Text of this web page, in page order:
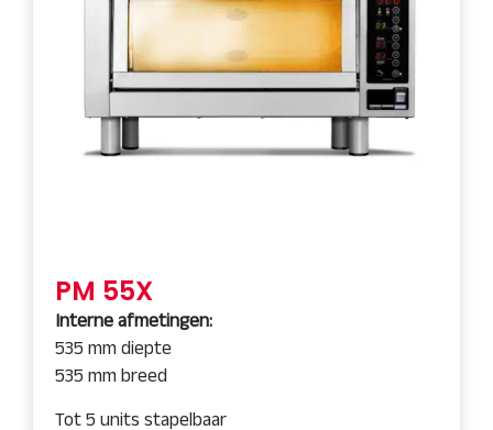
PM 55X
Interne afmetingen:
535 mm diepte
535 mm breed
Tot 5 units stapelbaar